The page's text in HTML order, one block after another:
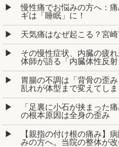
慢性痛でお悩みの方へ：
ギは「睡眠」に！
天気痛はなぜ起こる？宮
その慢性症状、内臓の疲
体師が語る「内臓体性反
胃腸の不調は「背骨の歪
乱れが体型まで変えてし
「足裏に小石が挟まった
の根本原因は全身の歪み
【親指の付け根の痛み】
みの方へ。当院の整体が